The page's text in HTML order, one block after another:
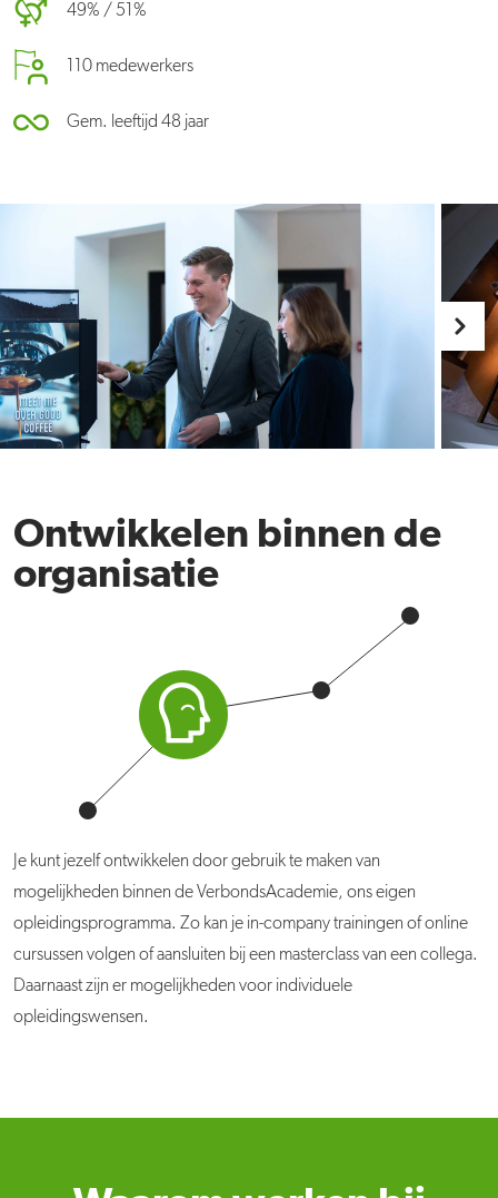
49% / 51%
110 medewerkers
Gem. leeftijd 48 jaar
Ontwikkelen binnen de
organisatie
Je kunt jezelf ontwikkelen door gebruik te maken van
mogelijkheden binnen de VerbondsAcademie, ons eigen
opleidingsprogramma. Zo kan je in-company trainingen of online
cursussen volgen of aansluiten bij een masterclass van een collega.
Daarnaast zijn er mogelijkheden voor individuele
opleidingswensen.